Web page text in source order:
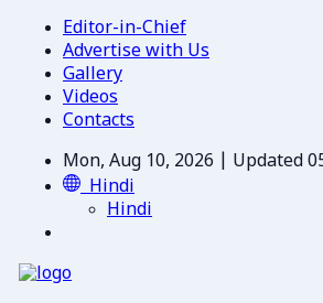
Editor-in-Chief
Advertise with Us
Gallery
Videos
Contacts
Mon, Aug 10, 2026 | Updated
Hindi
Hindi